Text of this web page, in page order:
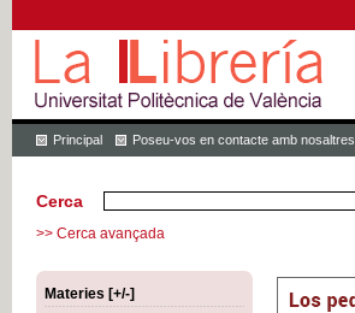
Principal Poseu-vos en contacte amb nosaltres
Cerca
>> Cerca avançada
Materies [+/-]